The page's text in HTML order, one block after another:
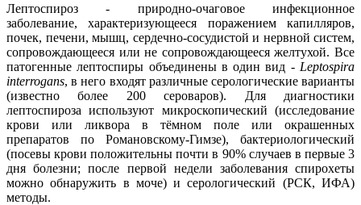
Лептоспироз - природно-очаговое инфекционное
заболевание, характеризующееся поражением капилляров,
почек, печени, мышц, сердечно-сосудистой и нервной систем,
сопровождающееся или не сопровождающееся желтухой. Все
патогенные лептоспиры объединены в один вид - Leptospira
interrogans, в него входят различные серологические варианты
(известно более 200 сероваров). Для диагностики
лептоспироза используют микроскопический (исследование
крови или ликвора в тёмном поле или окрашенных
препаратов по Романовскому-Гимзе), бактериологический
(посевы крови положительны почти в 90% случаев в первые 3
дня болезни; после первой недели заболевания спирохеты
можно обнаружить в моче) и серологический (РСК, ИФА)
методы.